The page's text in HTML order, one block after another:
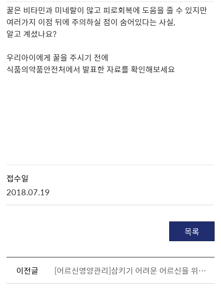
꿀은 비타민과 미네랄이 많고 피로회복에 도움을 줄 수 있지만
여러가지 이점 뒤에 주의하실 점이 숨어있다는 사실,
알고 계셨나요?
우리아이에게 꿀을 주시기 전에
식품의약품안전처에서 발표한 자료를 확인해보세요
접수일
2018.07.19
목록
이전글 [어르신영양관리]삼키기 어려운 어르신을 위한 식품섭취안내서